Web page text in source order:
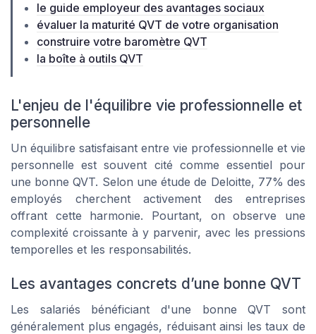
le guide employeur des avantages sociaux
évaluer la maturité QVT de votre organisation
construire votre baromètre QVT
la boîte à outils QVT
L'enjeu de l'équilibre vie professionnelle et
personnelle
Un équilibre satisfaisant entre vie professionnelle et vie
personnelle est souvent cité comme essentiel pour
une bonne QVT. Selon une étude de Deloitte, 77% des
employés cherchent activement des entreprises
offrant cette harmonie. Pourtant, on observe une
complexité croissante à y parvenir, avec les pressions
temporelles et les responsabilités.
Les avantages concrets d’une bonne QVT
Les salariés bénéficiant d'une bonne QVT sont
généralement plus engagés, réduisant ainsi les taux de